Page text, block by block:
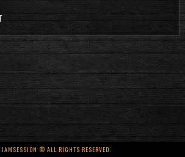
© ALL RIGHTS RESERVED.